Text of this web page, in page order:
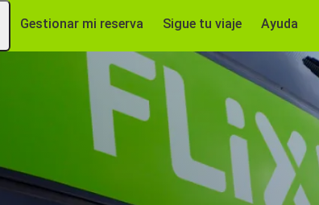
Gestionar mi reserva Sigue tu viaje Ayuda